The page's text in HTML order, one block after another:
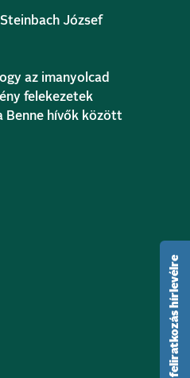
József
az imanyolcad
felekezetek
Benne hívők között
feliratkozás hírlevélre